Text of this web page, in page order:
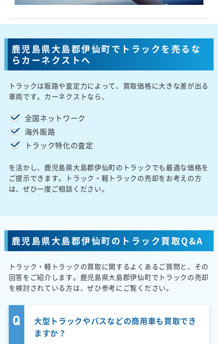
鹿児島県大島郡伊仙町でトラックを売るな
らカーネクストへ
トラックは販路や査定力によって、買取価格に大きな差が出る
車両です。カーネクストなら、
全国ネットワーク
海外販路
トラック特化の査定
を活かし、鹿児島県大島郡伊仙町のトラックでも最適な価格を
ご提示できます。トラック・軽トラックの売却をお考えの方
は、ぜひ一度ご相談ください。
鹿児島県大島郡伊仙町のトラック買取Q&A
トラック・軽トラックの買取に関するよくあるご質問と、その
回答をご紹介します。鹿児島県大島郡伊仙町でトラックの売却
を検討されている方は、ぜひ参考にご覧ください。
大型トラックやバスなどの商用車も買取でき
ますか？